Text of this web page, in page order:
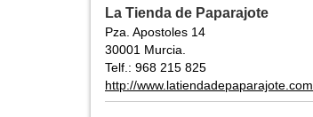
La Tienda de Paparajote
Pza. Apostoles 14
30001 Murcia.
Telf.: 968 215 825
http://www.latiendadepaparajote.com